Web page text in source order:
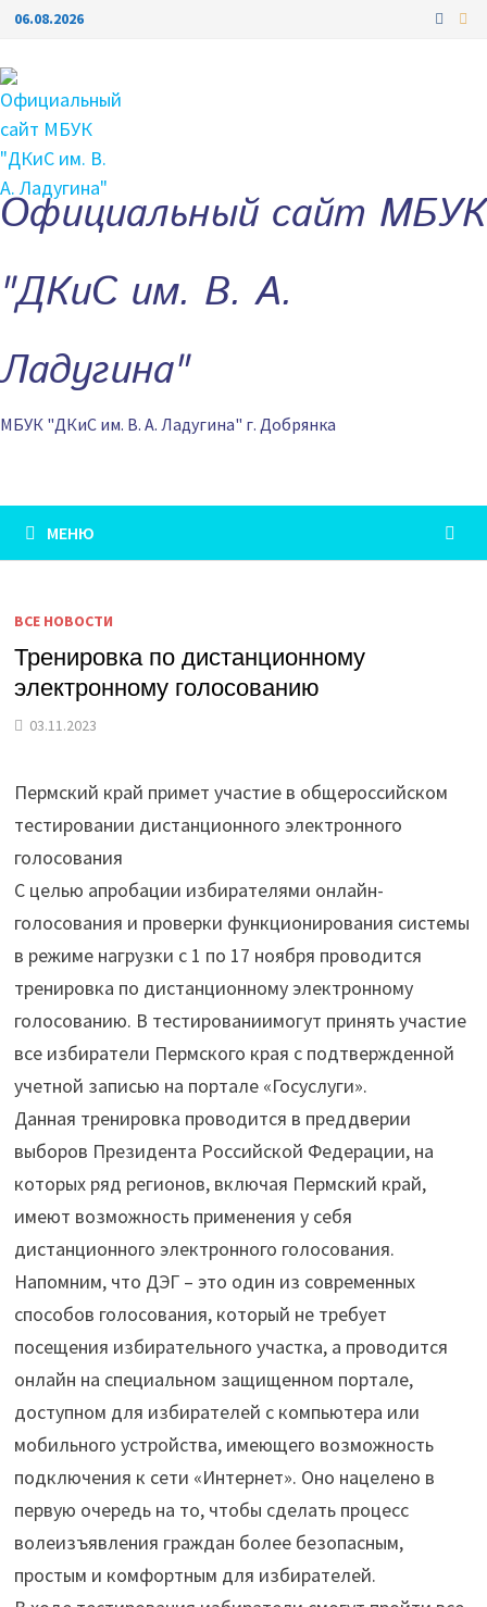
Перейти
содержимому
06.08.2026
Официальный сайт МБУК
"ДКиС им. В. А.
Ладугина"
МБУК "ДКиС им. В. А. Ладугина" г. Добрянка
МЕНЮ
ВСЕ НОВОСТИ
Тренировка по дистанционному
электронному голосованию
03.11.2023
Пермский край примет участие в общероссийском
тестировании дистанционного электронного
голосования
С целью апробации избирателями онлайн-
голосования и проверки функционирования системы
в режиме нагрузки с 1 по 17 ноября проводится
тренировка по дистанционному электронному
голосованию. В тестированиимогут принять участие
все избиратели Пермского края с подтвержденной
учетной записью на портале «Госуслуги».
Данная тренировка проводится в преддверии
выборов Президента Российской Федерации, на
которых ряд регионов, включая Пермский край,
имеют возможность применения у себя
дистанционного электронного голосования.
Напомним, что ДЭГ – это один из современных
способов голосования, который не требует
посещения избирательного участка, а проводится
онлайн на специальном защищенном портале,
доступном для избирателей с компьютера или
мобильного устройства, имеющего возможность
подключения к сети «Интернет». Оно нацелено в
первую очередь на то, чтобы сделать процесс
волеизъявления граждан более безопасным,
простым и комфортным для избирателей.